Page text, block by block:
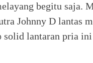
begitu saja.
Johnny D lantas
lantaran pria ini